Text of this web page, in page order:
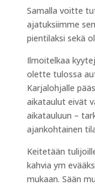
Samalla voitte
ajatuksiimme
pientilaksi sekä
Ilmoitelkaa
olette tulossa
Karjalohjalle
aikataulut eivät
aikatauluun –
ajankohtainen
Keitetään
kahvia ym
mukaan. Sään